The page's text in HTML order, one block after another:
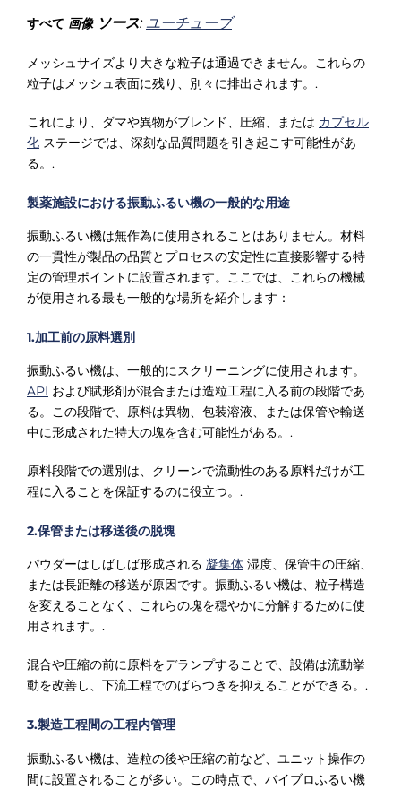
すべて 画像 ソース: ユーチューブ
メッシュサイズより大きな粒子は通過できません。これらの
粒子はメッシュ表面に残り、別々に排出されます。.
これにより、ダマや異物がブレンド、圧縮、または カプセル
化 ステージでは、深刻な品質問題を引き起こす可能性があ
る。.
製薬施設における振動ふるい機の一般的な用途
振動ふるい機は無作為に使用されることはありません。材料
の一貫性が製品の品質とプロセスの安定性に直接影響する特
定の管理ポイントに設置されます。ここでは、これらの機械
が使用される最も一般的な場所を紹介します：
1.加工前の原料選別
振動ふるい機は、一般的にスクリーニングに使用されます。
API および賦形剤が混合または造粒工程に入る前の段階であ
る。この段階で、原料は異物、包装溶液、または保管や輸送
中に形成された特大の塊を含む可能性がある。.
原料段階での選別は、クリーンで流動性のある原料だけが工
程に入ることを保証するのに役立つ。.
2.保管または移送後の脱塊
パウダーはしばしば形成される 凝集体 湿度、保管中の圧縮、
または長距離の移送が原因です。振動ふるい機は、粒子構造
を変えることなく、これらの塊を穏やかに分解するために使
用されます。.
混合や圧縮の前に原料をデランプすることで、設備は流動挙
動を改善し、下流工程でのばらつきを抑えることができる。.
3.製造工程間の工程内管理
振動ふるい機は、造粒の後や圧縮の前など、ユニット操作の
間に設置されることが多い。この時点で、バイブロふるい機